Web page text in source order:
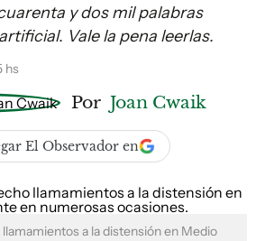
y dos mil palabras
Vale la pena leerlas.
hs
Por Joan Cwaik
El Observador en
llamamientos a la distensión en Medio